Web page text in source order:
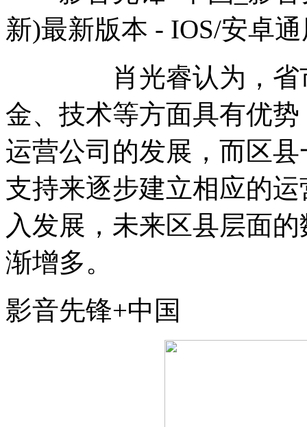
新)最新版本 - IOS/安卓
肖光睿认为，省市
金、技术等方面具有优
运营公司的发展，而区
支持来逐步建立相应的
入发展，未来区县层面
渐增多。
影音先锋+中国